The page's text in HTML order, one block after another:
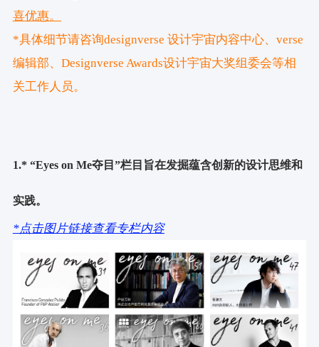
喜优惠。
*具体细节请咨询designverse 设计宇宙内容中心、verse
编辑部、Designverse Awards设计宇宙大奖组委会等相
关工作人员。
1.* “Eyes on Me夺目 ”栏目旨在发掘蕴含创新的设计思维和
实践。
*点击图片链接查看专栏内容